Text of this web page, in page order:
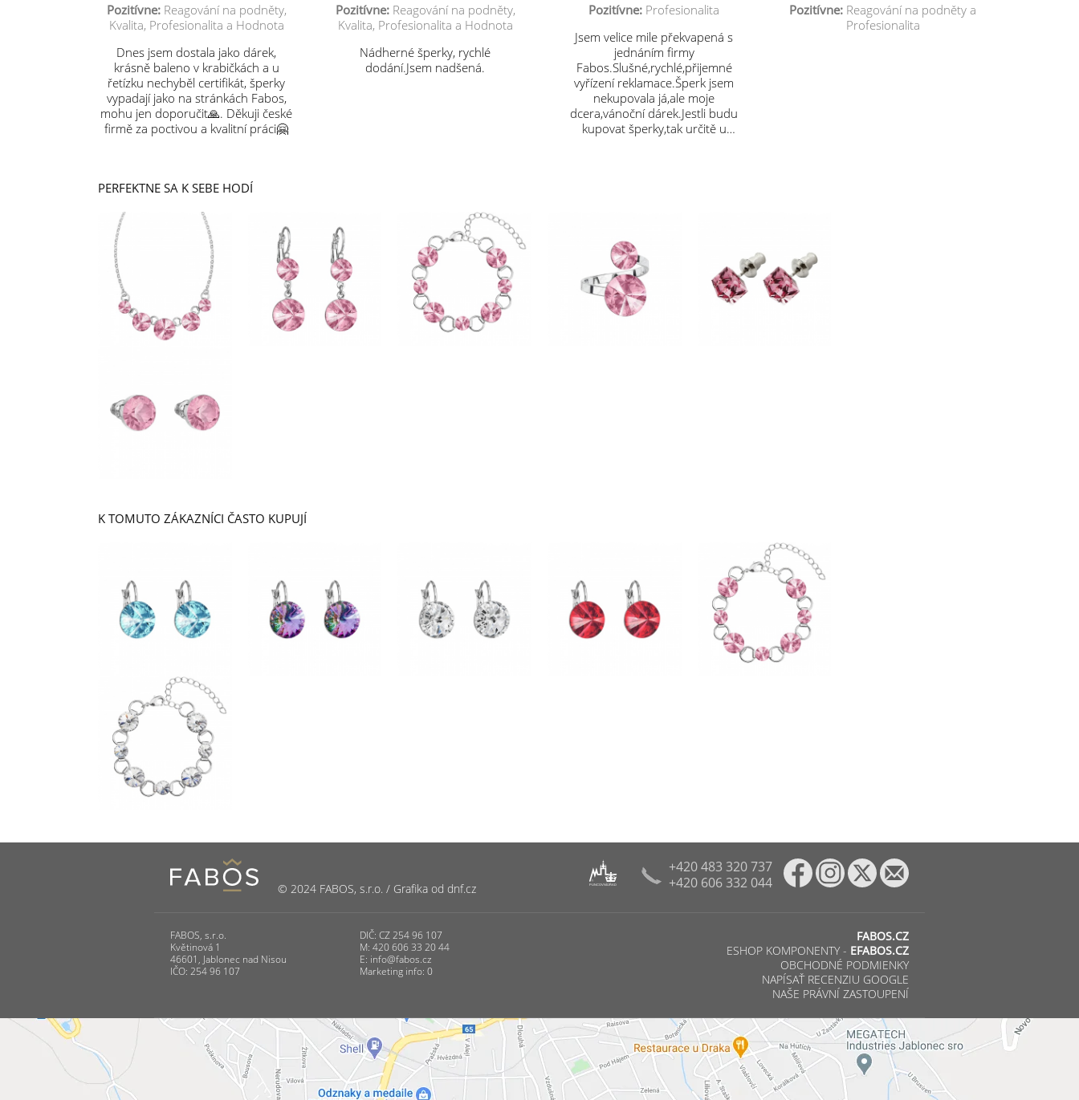
Pozitívne:Reagování na podněty,
Kvalita, Profesionalita a Hodnota
Dnes jsem dostala jako dárek,
krásně baleno v krabičkách a u
řetízku nechyběl certifikát, šperky
vypadají jako na stránkách Fabos,
mohu jen doporučit🙏. Děkuji české
firmě za poctivou a kvalitní práci🤗
Pozitívne:Reagování na podněty,
Kvalita, Profesionalita a Hodnota
Nádherné šperky, rychlé
dodání.Jsem nadšená.
Pozitívne: Profesionalita
Jsem velice mile překvapená s
jednáním firmy
Fabos.Slušné,rychlé,přijemné
vyřízení reklamace.Šperk jsem
nekupovala já,ale moje
dcera,vánoční dárek.Jestli budu
kupovat šperky,tak určitě u
Pozitívne: Reagování na podněty a
Profesionalita
PERFEKTNE SA K SEBE HODÍ
K TOMUTO ZÁKAZNÍCI ČASTO KUPUJÍ
© 2024 FABOS, s.r.o. / Grafika od dnf.cz PUNCOVNÍ ÚŘAD
+420 483 320 737
+420 606 332 044
FABOS, s.r.o.
Květinová 1
46601, Jablonec nad Nisou
IČO: 254 96 107
DIČ: CZ 254 96 107
M: 420 606 33 20 44
E: info@fabos.cz
Marketing info: 0
FABOS.CZ
ESHOP KOMPONENTY - EFABOS.CZ
OBCHODNÉ PODMIENKY
NAPÍSAŤ RECENZIU GOOGLE
NAŠE PRÁVNÍ ZASTOUPENÍ